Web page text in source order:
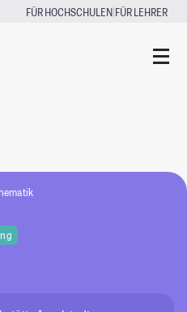
FÜR HOCHSCHULEN|FÜR LEHRER